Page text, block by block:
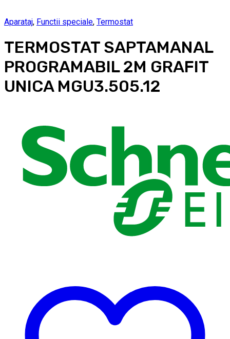
Aparataj, Functii speciale, Termostat
TERMOSTAT SAPTAMANAL
PROGRAMABIL 2M GRAFIT
UNICA MGU3.505.12